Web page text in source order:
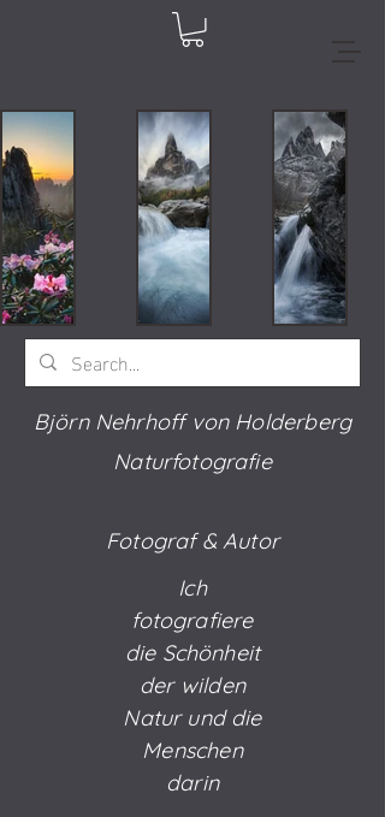
Björn Nehrhoff von Holderberg
Naturfotografie
Fotograf & Autor
Ich
fotografiere
die Schönheit
der wilden
Natur und die
Menschen
darin